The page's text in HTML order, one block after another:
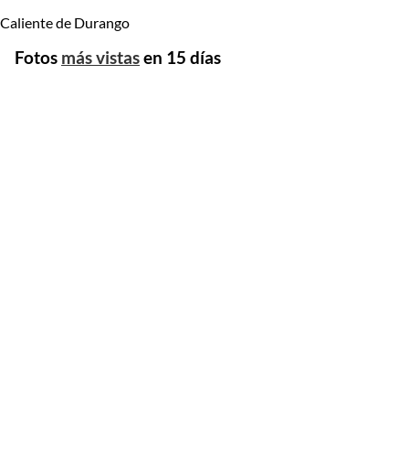
Caliente de Durango
Fotos más vistasen 15 días